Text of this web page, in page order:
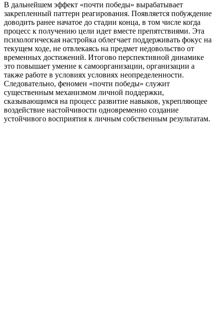
В дальнейшем эффект «почти победы» вырабатывает
закрепленный паттерн реагирования. Появляется побуждение
доводить ранее начатое до стадии конца, в том числе когда
процесс к получению цели идет вместе препятствиями. Эта
психологическая настройка облегчает поддерживать фокус на
текущем ходе, не отвлекаясь на предмет недовольство от
временных достижений. Итогово перспективной динамике
это повышает умение к самоорганизации, организации а
также работе в условиях условиях неопределенности.
Следовательно, феномен «почти победы» служит
существенным механизмом личной поддержки,
сказывающимся на процесс развитие навыков, укрепляющее
воздействие настойчивости одновременно создание
устойчивого восприятия к личным собственным результатам.